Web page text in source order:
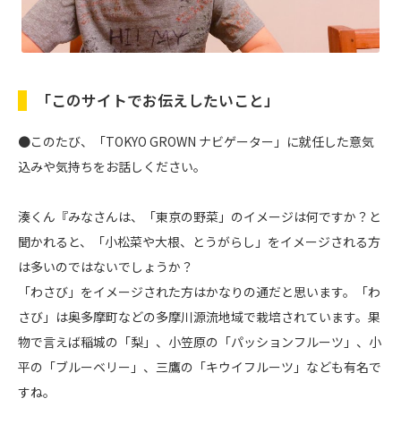
「このサイトでお伝えしたいこと」
●このたび、「TOKYO GROWN ナビゲーター」に就任した意気
込みや気持ちをお話しください。
湊くん『みなさんは、「東京の野菜」のイメージは何ですか？と
聞かれると、「小松菜や大根、とうがらし」をイメージされる方
は多いのではないでしょうか？
「わさび」をイメージされた方はかなりの通だと思います。「わ
さび」は奥多摩町などの多摩川源流地域で栽培されています。果
物で言えば稲城の「梨」、小笠原の「パッションフルーツ」、小
平の「ブルーベリー」、三鷹の「キウイフルーツ」なども有名で
すね。